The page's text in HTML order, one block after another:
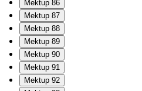
Mektup 86
Mektup 87
Mektup 88
Mektup 89
Mektup 90
Mektup 91
Mektup 92